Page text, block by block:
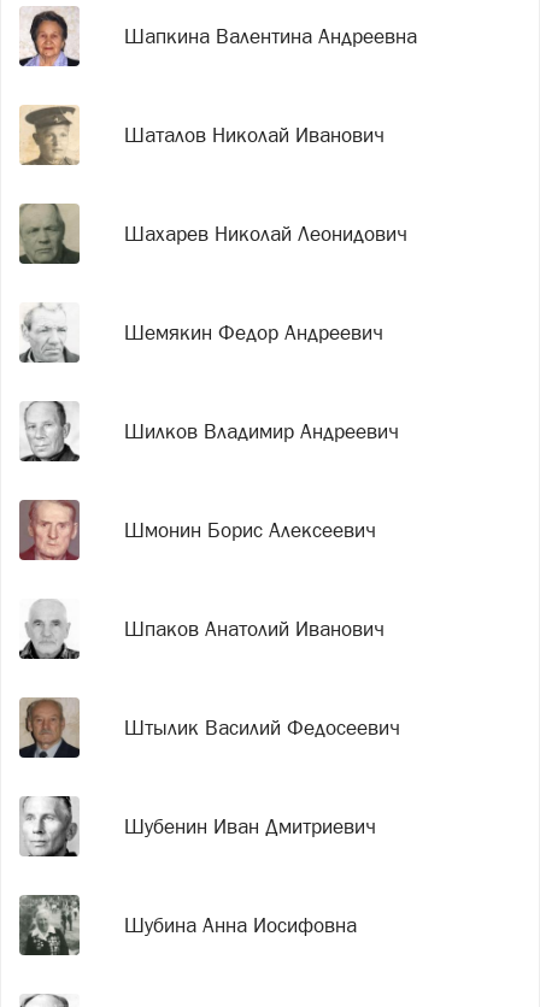
Шапкина Валентина Андреевна
Шаталов Николай Иванович
Шахарев Николай Леонидович
Шемякин Федор Андреевич
Шилков Владимир Андреевич
Шмонин Борис Алексеевич
Шпаков Анатолий Иванович
Штылик Василий Федосеевич
Шубенин Иван Дмитриевич
Шубина Анна Иосифовна